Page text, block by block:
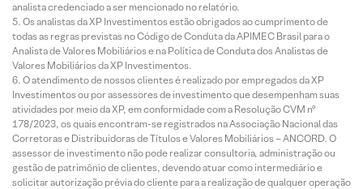
analista credenciado a ser mencionado no relatório.
Os analistas da XP Investimentos estão obrigados ao cumprimento de
todas as regras previstas no Código de Conduta da APIMEC Brasil para o
Analista de Valores Mobiliários e na Política de Conduta dos Analistas de
Valores Mobiliários da XP Investimentos.
O atendimento de nossos clientes é realizado por empregados da XP
Investimentos ou por assessores de investimento que desempenham suas
atividades por meio da XP, em conformidade com a Resolução CVM nº
178/2023, os quais encontram-se registrados na Associação Nacional das
Corretoras e Distribuidoras de Títulos e Valores Mobiliários – ANCORD. O
assessor de investimento não pode realizar consultoria, administração ou
gestão de patrimônio de clientes, devendo atuar como intermediário e
solicitar autorização prévia do cliente para a realização de qualquer operação